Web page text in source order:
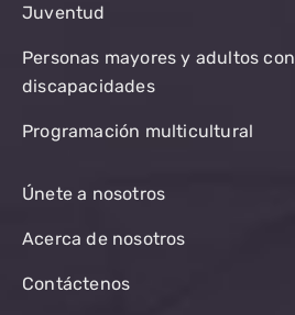
Juventud
Personas mayores y adultos con
discapacidades
Programación multicultural
Únete a nosotros
Acerca de nosotros
Contáctenos